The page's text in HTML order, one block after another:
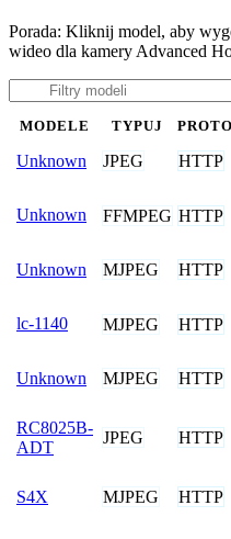
Porada: Kliknij model, aby
wideo dla kamery Advanced
MODELE TYPUJ
Unknown JPEG HTTP
Unknown FFMPEG HTTP
Unknown MJPEG HTTP
lc-1140 MJPEG HTTP
Unknown MJPEG HTTP
RC8025B-
ADT
JPEG HTTP
S4X MJPEG HTTP